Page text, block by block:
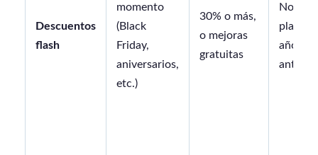
Descuentos
flash
momento
(Black
Friday,
aniversarios,
etc.)
30% o más,
o mejoras
gratuitas
No
años de